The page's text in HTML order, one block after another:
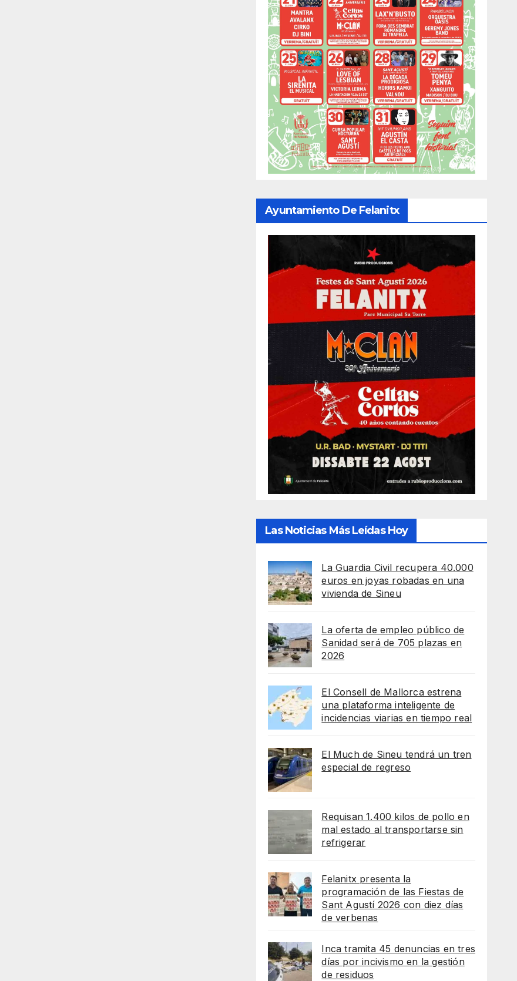
Ayuntamiento De Felanitx
Las Noticias Más Leídas Hoy
La Guardia Civil recupera 40.000
euros en joyas robadas en una
vivienda de Sineu
La oferta de empleo público de
Sanidad será de 705 plazas en
2026
El Consell de Mallorca estrena
una plataforma inteligente de
incidencias viarias en tiempo real
El Much de Sineu tendrá un tren
especial de regreso
Requisan 1.400 kilos de pollo en
mal estado al transportarse sin
refrigerar
Felanitx presenta la
programación de las Fiestas de
Sant Agustí 2026 con diez días
de verbenas
Inca tramita 45 denuncias en tres
días por incivismo en la gestión
de residuos